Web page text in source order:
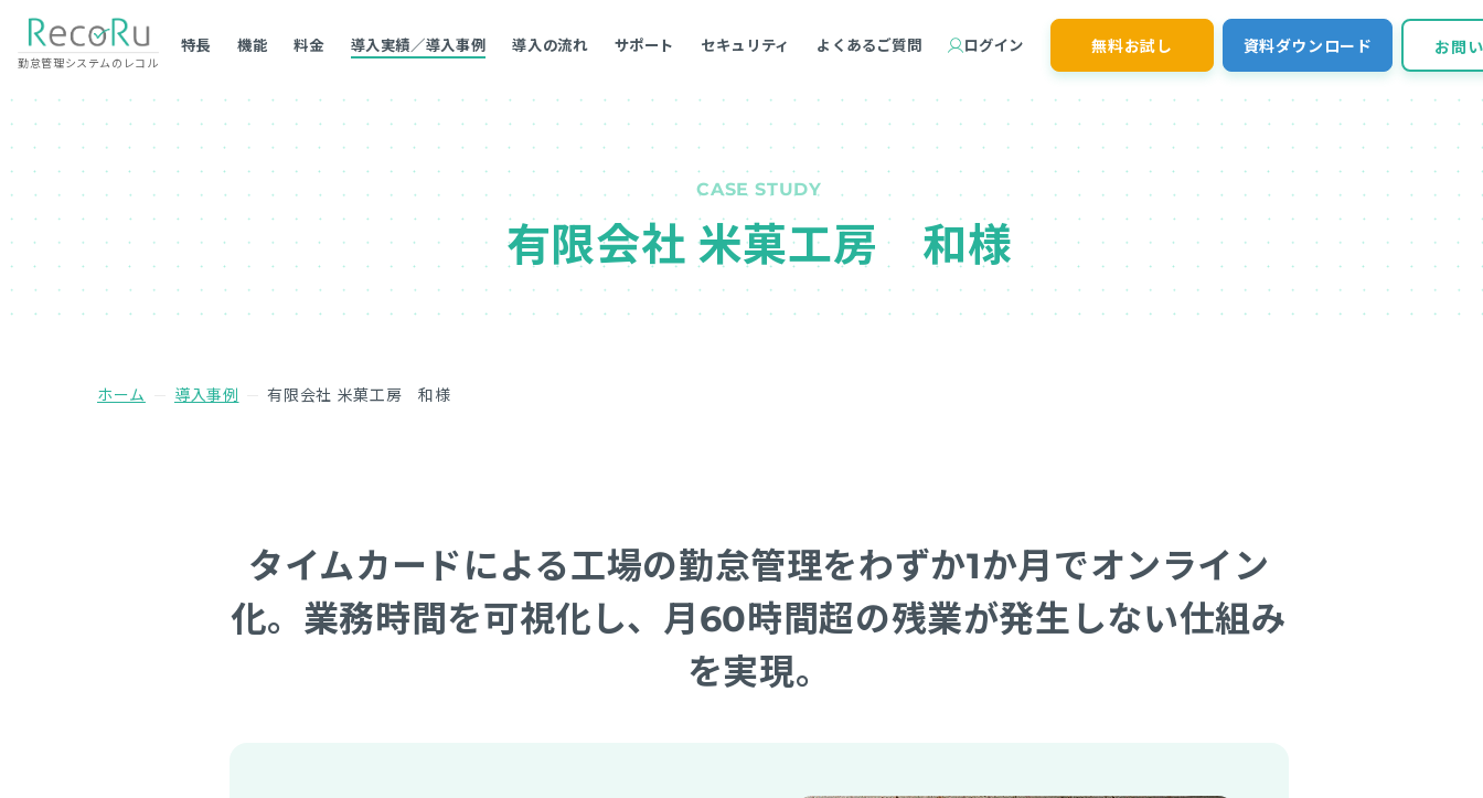
勤怠管理システムのレコル
無料お試し 資料ダウンロード お問
特長 機能 料金 導入実績／導入事例 導入の流れ サポート セキュリティ よくあるご質問 ログイン
CASE STUDY
有限会社 米菓工房 和様
ホーム 導入事例 有限会社 米菓工房 和様
タイムカードによる工場の勤怠管理をわずか1か月でオンライン
化。業務時間を可視化し、月60時間超の残業が発生しない仕組み
を実現。